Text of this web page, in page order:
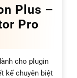
Plus –
Pro
cho plugin
kế chuyên biệt